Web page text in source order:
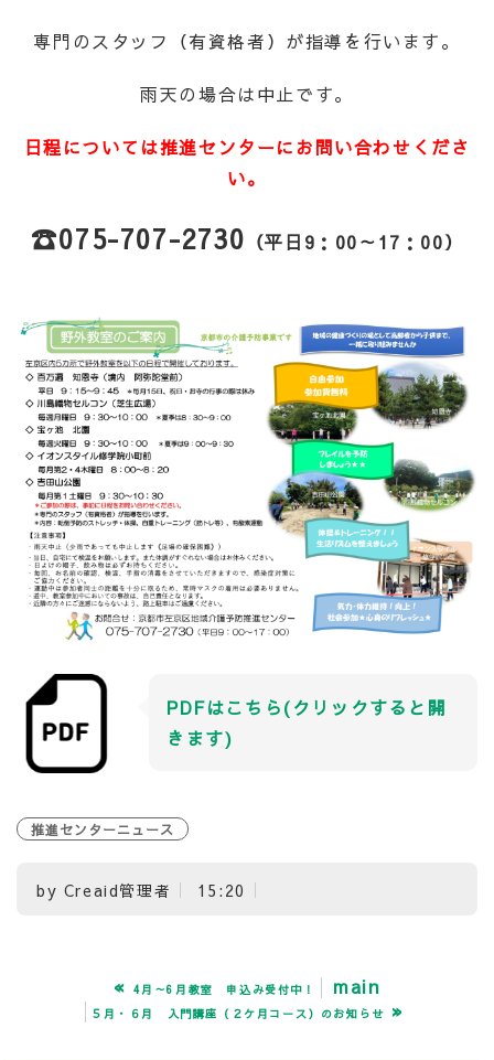
専門のスタッフ（有資格者）が指導を行います。
雨天の場合は中止です。
日程については推進センターにお問い合わせくださ
い。
☎075-707-2730 （平日9：00～17：00）
PDFはこちら(クリックすると開
きます)
推進センターニュース
by Creaid管理者 15:20
« 4月～6月教室 申込み受付中！ main
５月・６月 入門講座（２ケ月コース）のお知らせ »